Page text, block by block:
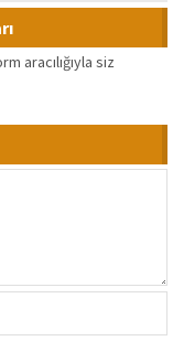
aracılığıyla siz